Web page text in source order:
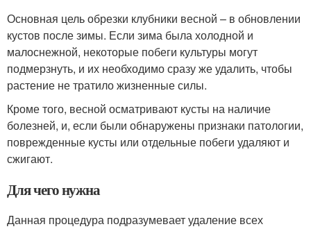
Основная цель обрезки клубники весной – в обновлении
кустов после зимы. Если зима была холодной и
малоснежной, некоторые побеги культуры могут
подмерзнуть, и их необходимо сразу же удалить, чтобы
растение не тратило жизненные силы.
Кроме того, весной осматривают кусты на наличие
болезней, и, если были обнаружены признаки патологии,
поврежденные кусты или отдельные побеги удаляют и
сжигают.
Для чего нужна
Данная процедура подразумевает удаление всех